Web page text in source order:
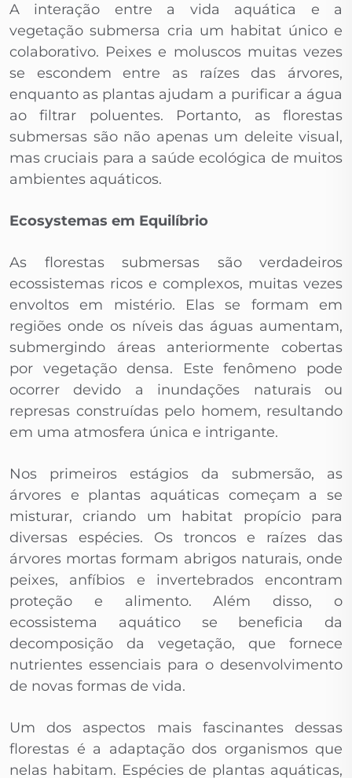
A interação entre a vida aquática e a
vegetação submersa cria um habitat único e
colaborativo. Peixes e moluscos muitas vezes
se escondem entre as raízes das árvores,
enquanto as plantas ajudam a purificar a água
ao filtrar poluentes. Portanto, as florestas
submersas são não apenas um deleite visual,
mas cruciais para a saúde ecológica de muitos
ambientes aquáticos.
Ecosystemas em Equilíbrio
As florestas submersas são verdadeiros
ecossistemas ricos e complexos, muitas vezes
envoltos em mistério. Elas se formam em
regiões onde os níveis das águas aumentam,
submergindo áreas anteriormente cobertas
por vegetação densa. Este fenômeno pode
ocorrer devido a inundações naturais ou
represas construídas pelo homem, resultando
em uma atmosfera única e intrigante.
Nos primeiros estágios da submersão, as
árvores e plantas aquáticas começam a se
misturar, criando um habitat propício para
diversas espécies. Os troncos e raízes das
árvores mortas formam abrigos naturais, onde
peixes, anfíbios e invertebrados encontram
proteção e alimento. Além disso, o
ecossistema aquático se beneficia da
decomposição da vegetação, que fornece
nutrientes essenciais para o desenvolvimento
de novas formas de vida.
Um dos aspectos mais fascinantes dessas
florestas é a adaptação dos organismos que
nelas habitam. Espécies de plantas aquáticas,